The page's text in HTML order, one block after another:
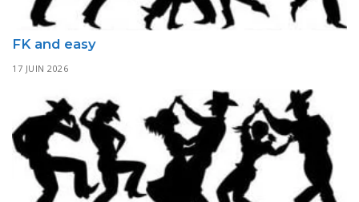
FK and easy
17 JUIN 2026